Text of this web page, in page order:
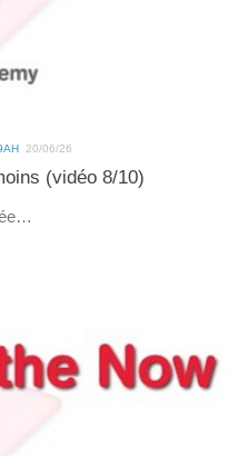
20/06/26
(vidéo 8/10)